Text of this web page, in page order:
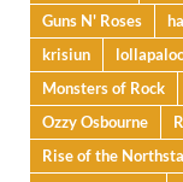
Guns N' Roses
krisiun
Monsters of Rock
Ozzy Osbourne
Rise of the